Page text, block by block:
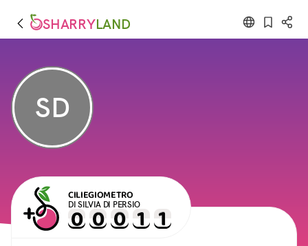
SHARRYLAND
SD
CILIEGIOMETRO
DI SILVIA DI PERSIO